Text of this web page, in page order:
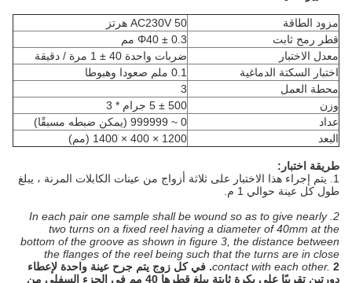
مزود الطاقة
AC230V 50 هرتز
قطر رمح ثابت
Φ40 ± 0.3 مم
معدل الاختبار
ضربات واحدة 40 ± 1 مرة / دقيقة
اختبار السكتة الدماغية
0.1 ملم صعودا وهبوطا
محطة العمل
وزن
500 ± 5 جرام * 3
عداد
0 ~ 999999 (يمكن ضبطه مسبقًا)
البعد
1200 × 400 × 1400 (مم)
طريقة اختبار:
1. يتم إجراء هذا الاختبار على ثلاثة أزواج من عينات الكابلات المرنة ، يبلغ
طول كل عينة حوالي 1 م.
2. In each pair one sample shall be wound so as to give nearly
two turns on a fixed reel having a diameter of 40mm at the
bottom of the groove as shown in figure 3, the distance between
the flanges of the reel being such that the turns are in close
contact with each other.2. في كل زوج يتم جرح عينة واحدة لإعطاء
دورتين تقريبًا على بكرة ثابتة يبلغ قطرها 40 مم في الجزء السفلي من